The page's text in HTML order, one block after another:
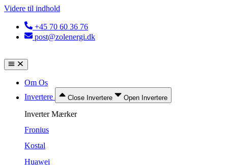
Videre til indhold
+45 70 60 36 76
post@zolenergi.dk
Om Os
Invertere
Close Invertere Open Invertere
Inverter Mærker
Fronius
Kostal
Huawei